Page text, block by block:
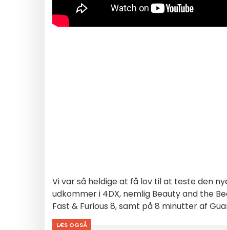
Vi var så heldige at få lov til at teste den
udkommer i 4DX, nemlig Beauty and the
Fast & Furious 8, samt på 8 minutter af
LÆS OGSÅ